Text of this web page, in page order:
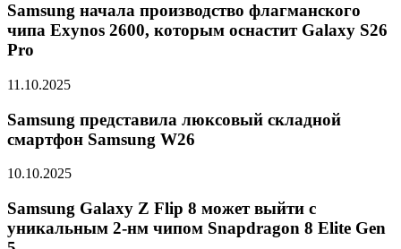
Samsung начала производство флагманского
чипа Exynos 2600, которым оснастит Galaxy S26
Pro
11.10.2025
Samsung представила люксовый складной
смартфон Samsung W26
10.10.2025
Samsung Galaxy Z Flip 8 может выйти с
уникальным 2-нм чипом Snapdragon 8 Elite Gen